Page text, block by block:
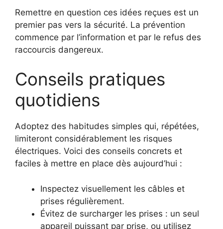
Remettre en question ces idées reçues est un
premier pas vers la sécurité. La prévention
commence par l’information et par le refus des
raccourcis dangereux.
Conseils pratiques
quotidiens
Adoptez des habitudes simples qui, répétées,
limiteront considérablement les risques
électriques. Voici des conseils concrets et
faciles à mettre en place dès aujourd’hui :
Inspectez visuellement les câbles et
prises régulièrement.
Évitez de surcharger les prises : un seul
appareil puissant par prise, ou utilisez